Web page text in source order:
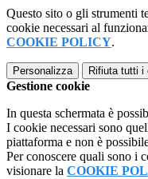
Questo sito o gli strumenti
cookie necessari al
COOKIE POLICY.
Personalizza Rifiuta tutti i
Gestione cookie
In questa schermata è
I cookie necessari sono
piattaforma e non è
Per conoscere quali sono i
visionare la COOKIE